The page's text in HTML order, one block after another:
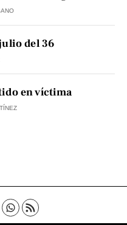
del 36
en víctima